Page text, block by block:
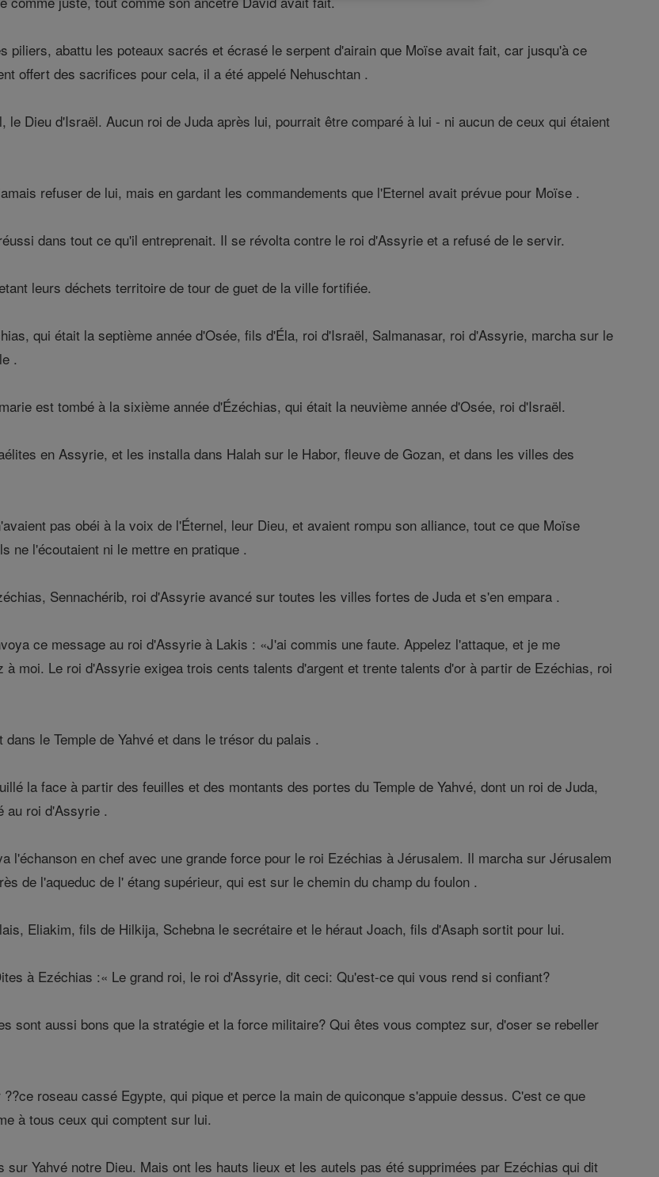
piliers, abattu les poteaux sacrés et écrasé le serpent d'airain que Moïse avait fait, car jusqu'à ce
offert des sacrifices pour cela, il a été appelé Nehuschtan .
le Dieu d'Israël. Aucun roi de Juda après lui, pourrait être comparé à lui - ni aucun de ceux qui étaient
refuser de lui, mais en gardant les commandements que l'Eternel avait prévue pour Moïse .
dans tout ce qu'il entreprenait. Il se révolta contre le roi d'Assyrie et a refusé de le servir.
leurs déchets territoire de tour de guet de la ville fortifiée.
qui était la septième année d'Osée, fils d'Éla, roi d'Israël, Salmanasar, roi d'Assyrie, marcha sur le
.
est tombé à la sixième année d'Ézéchias, qui était la neuvième année d'Osée, roi d'Israël.
en Assyrie, et les installa dans Halah sur le Habor, fleuve de Gozan, et dans les villes des
pas obéi à la voix de l'Éternel, leur Dieu, et avaient rompu son alliance, tout ce que Moïse
ne l'écoutaient ni le mettre en pratique .
Sennachérib, roi d'Assyrie avancé sur toutes les villes fortes de Juda et s'en empara .
ce message au roi d'Assyrie à Lakis : «J'ai commis une faute. Appelez l'attaque, et je me
à moi. Le roi d'Assyrie exigea trois cents talents d'argent et trente talents d'or à partir de Ezéchias, roi
le Temple de Yahvé et dans le trésor du palais .
la face à partir des feuilles et des montants des portes du Temple de Yahvé, dont un roi de Juda,
au roi d'Assyrie .
l'échanson en chef avec une grande force pour le roi Ezéchias à Jérusalem. Il marcha sur Jérusalem
de l'aqueduc de l' étang supérieur, qui est sur le chemin du champ du foulon .
Eliakim, fils de Hilkija, Schebna le secrétaire et le héraut Joach, fils d'Asaph sortit pour lui.
à Ezéchias :« Le grand roi, le roi d'Assyrie, dit ceci: Qu'est-ce qui vous rend si confiant?
sont aussi bons que la stratégie et la force militaire? Qui êtes vous comptez sur, d'oser se rebeller
roseau cassé Egypte, qui pique et perce la main de quiconque s'appuie dessus. C'est ce que
à tous ceux qui comptent sur lui.
sur Yahvé notre Dieu. Mais ont les hauts lieux et les autels pas été supprimées par Ezéchias qui dit